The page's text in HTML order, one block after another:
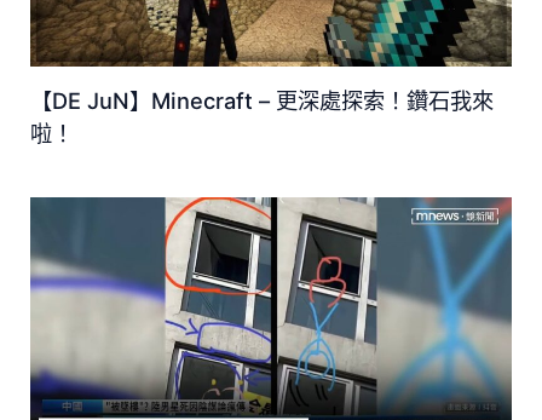
【DE JuN】Minecraft – 更深處探索！鑽石我來
啦！